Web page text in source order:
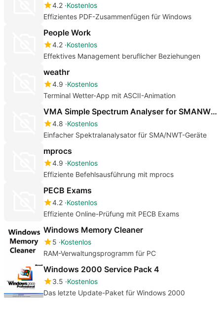
4.2 Kostenlos
Effizientes PDF-Zusammenfügen für Windows
People Work
4.2 Kostenlos
Effektives Management beruflicher Beziehungen
weathr
4.9 Kostenlos
Terminal Wetter-App mit ASCII-Animation
VMA Simple Spectrum Analyser for SMANWTD6LTDZ
4.8 Kostenlos
Einfacher Spektralanalysator für SMA/NWT-Geräte
mprocs
4.9 Kostenlos
Effiziente Befehlsausführung mit mprocs
PECB Exams
4.2 Kostenlos
Effiziente Online-Prüfung mit PECB Exams
Windows Memory Cleaner
5 Kostenlos
RAM-Verwaltungsprogramm für PC
Windows 2000 Service Pack 4
3.5 Kostenlos
Das letzte Update-Paket für Windows 2000